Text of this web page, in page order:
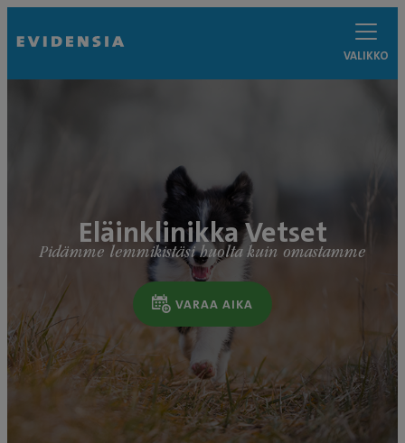
VALIKKO
Eläinklinikka Vetset
Pidämme lemmikistäsi huolta kuin omastamme
VARAA AIKA